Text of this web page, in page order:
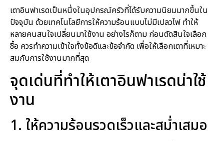
เตาอินฟาเรดเป็นหนึ่งในอุปกรณ์ครัวที่ได้รับความนิยมมากขึ้นใน
ปัจจุบัน ด้วยเทคโนโลยีการให้ความร้อนแบบไม่มีเปลวไฟ ทำให้
หลายคนสนใจเปลี่ยนมาใช้งาน อย่างไรก็ตาม ก่อนตัดสินใจเลือก
ซื้อ ควรทำความเข้าใจทั้งข้อดีและข้อจำกัด เพื่อให้เลือกเตาที่เหมาะ
สมกับการใช้งานมากที่สุด
จุดเด่นที่ทำให้เตาอินฟาเรดน่าใช้
งาน
1. ให้ความร้อนรวดเร็วและสม่ำเสมอ